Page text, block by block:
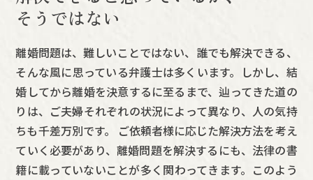
そうではない
離婚問題は、難しいことではない、誰でも解決できる、
そんな風に思っている弁護士は多くいます。しかし、結
婚してから離婚を決意するに至るまで、辿ってきた道の
りは、ご夫婦それぞれの状況によって異なり、人の気持
ちも千差万別です。 ご依頼者様に応じた解決方法を考え
ていく必要があり、離婚問題を解決するにも、法律の書
籍に載っていないことが多く関わってきます。このよう